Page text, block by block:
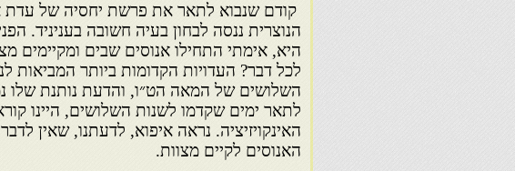
קודם שנבוא לתאר את פרשת יחסיה של עדת
הנוצרית ננסה לבחון בעיה חשובה בעניניד.
היא, אימתי התחילו אנוסים שבים ומקיימים
לכל דבר? העדויות הקדומות ביותר המביאות
השלושים של המאה הט״ו, והדעת נותנת שלו
לתאר ימים שקדמו לשנות השלושים, היינו
האינקויזיציה. נראה איפוא, לדעתנו, שאין
האנוסים לקיים מצוות.